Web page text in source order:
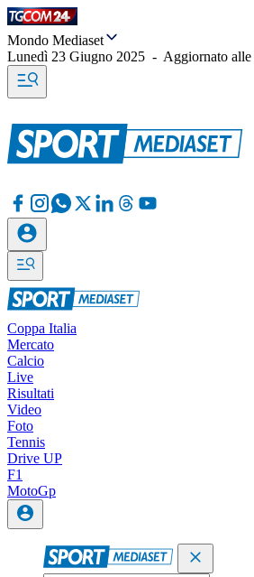
Mondo Mediaset
Lunedì 23 Giugno 2025 - Aggiornato alle
Coppa Italia
Mercato
Calcio
Live
Risultati
Video
Foto
Tennis
Drive UP
F1
MotoGp